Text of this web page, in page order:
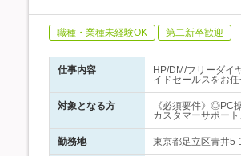
職種・業種未経験OK 第二新卒歓迎
仕事内容
HP/DM/フリーダイ
イドセールスをお任
対象となる方
《必須要件》◎PC
カスタマーサポー
勤務地 東京都足立区青井